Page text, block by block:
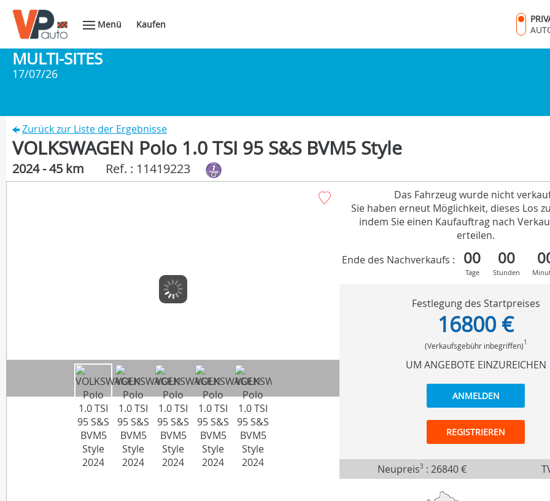
Menü Kaufen
MULTI-SITES
17/07/26
Zurück zur Liste der Ergebnisse
VOLKSWAGEN Polo 1.0 TSI 95 S&S BVM5 Style
2024 - 45 km Ref. : 11419223
Das Fahrzeug wurde nicht
Sie haben erneut Möglichkeit, dieses Los
indem Sie einen Kaufauftrag nach
erteilen.
Ende des Nachverkaufs :
00
Tage
00
Stunden
Festlegung des Startpreises
16800 €
(Verkaufsgebühr inbegriffen)1
UM ANGEBOTE EINZUREICHEN
ANMELDEN
REGISTRIEREN
Neupreis3 :26840 €